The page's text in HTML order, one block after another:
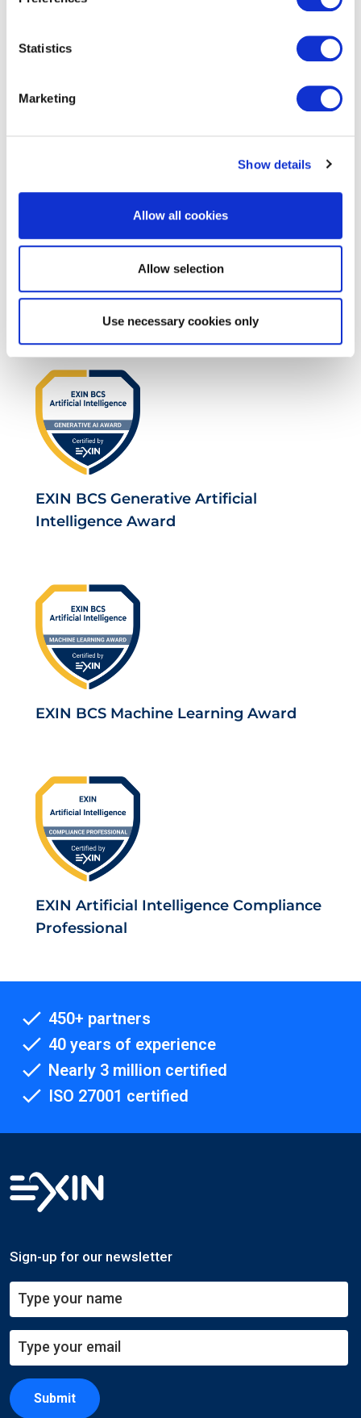
Statistics
Marketing
Show details
Allow all cookies
Allow selection
Use necessary cookies only
Foundation
EXIN BCS Generative Artificial
Intelligence Award
EXIN BCS Machine Learning Award
EXIN Artificial Intelligence Compliance
Professional
450+ partners
40 years of experience
Nearly 3 million certified
ISO 27001 certified
Sign-up for our newsletter
Submit